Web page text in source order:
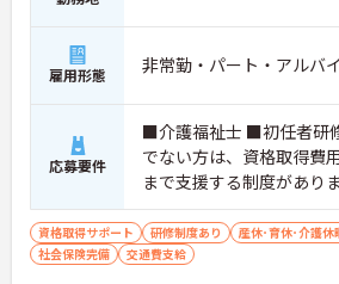
雇用形態 非常勤・パート・アルバ
応募要件
■介護福祉士 ■初任者研
でない方は、資格取得費
まで支援する制度があり
資格取得サポート 研修制度あり
産休･育休･介護休
社会保険完備
交通費支給